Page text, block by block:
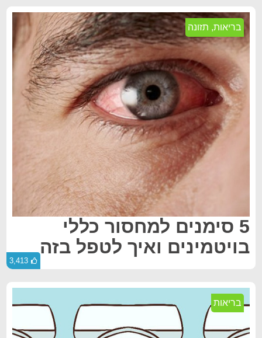
בריאות, תזונה
5 סימנים למחסור כללי
בויטמינים ואיך לטפל בזה
3,413
בריאות